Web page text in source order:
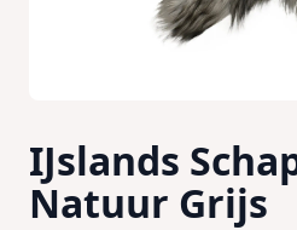
IJslands
Natuur Grijs